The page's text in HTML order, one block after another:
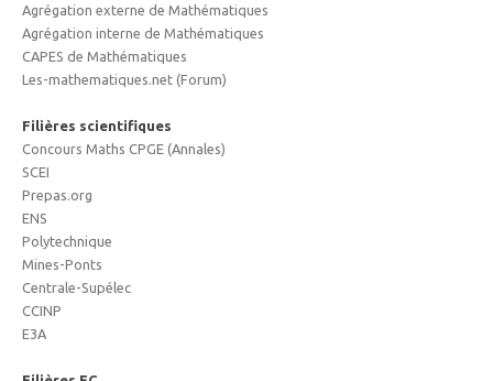
Agrégation externe de Mathématiques
Agrégation interne de Mathématiques
CAPES de Mathématiques
Les-mathematiques.net (Forum)
Filières scientifiques
Concours Maths CPGE (Annales)
SCEI
Prepas.org
ENS
Polytechnique
Mines-Ponts
Centrale-Supélec
CCINP
E3A